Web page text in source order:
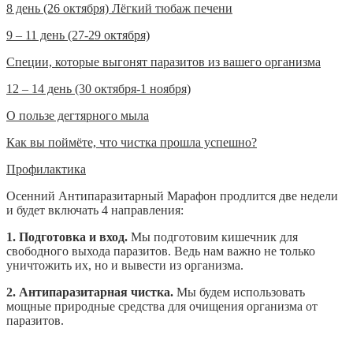
8 день (26 октября) Лёгкий тюбаж печени
9 – 11 день (27-29 октября)
Специи, которые выгонят паразитов из вашего организма
12 – 14 день (30 октября-1 ноября)
О пользе дегтярного мыла
Как вы поймёте, что чистка прошла успешно?
Профилактика
Осенний Антипаразитарный Марафон продлится две недели
и будет включать 4 направления:
1. Подготовка и вход. Мы подготовим кишечник для
свободного выхода паразитов. Ведь нам важно не только
уничтожить их, но и вывести из организма.
2. Антипаразитарная чистка. Мы будем использовать
мощные природные средства для очищения организма от
паразитов.